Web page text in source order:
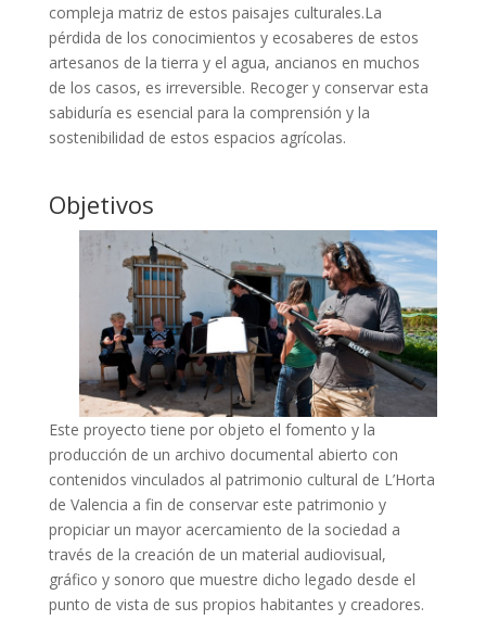
compleja matriz de estos paisajes culturales.La
pérdida de los conocimientos y ecosaberes de estos
artesanos de la tierra y el agua, ancianos en muchos
de los casos, es irreversible. Recoger y conservar esta
sabiduría es esencial para la comprensión y la
sostenibilidad de estos espacios agrícolas.
Objetivos
Este proyecto tiene por objeto el fomento y la
producción de un archivo documental abierto con
contenidos vinculados al patrimonio cultural de L’Horta
de Valencia a fin de conservar este patrimonio y
propiciar un mayor acercamiento de la sociedad a
través de la creación de un material audiovisual,
gráfico y sonoro que muestre dicho legado desde el
punto de vista de sus propios habitantes y creadores.